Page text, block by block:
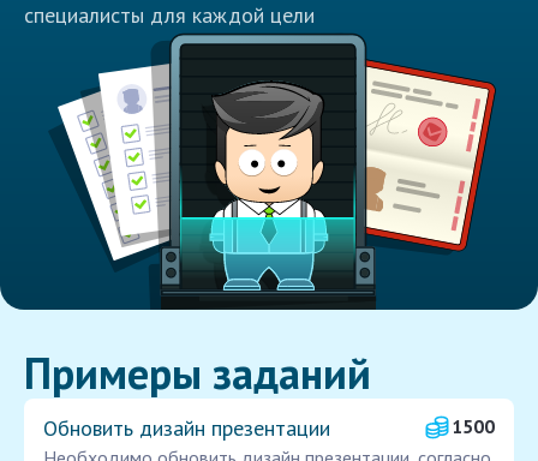
специалисты для каждой цели
Примеры заданий
Обновить дизайн презентации
1500